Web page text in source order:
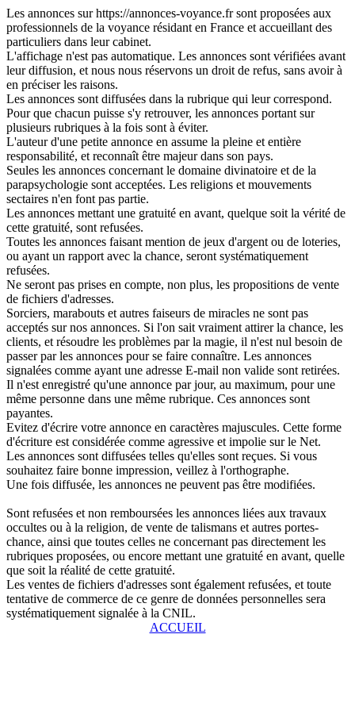
Les annonces sur https://annonces-voyance.fr sont proposées aux
professionnels de la voyance résidant en France et accueillant des
particuliers dans leur cabinet.
L'affichage n'est pas automatique. Les annonces sont vérifiées avant
leur diffusion, et nous nous réservons un droit de refus, sans avoir à
en préciser les raisons.
Les annonces sont diffusées dans la rubrique qui leur correspond.
Pour que chacun puisse s'y retrouver, les annonces portant sur
plusieurs rubriques à la fois sont à éviter.
L'auteur d'une petite annonce en assume la pleine et entière
responsabilité, et reconnaît être majeur dans son pays.
Seules les annonces concernant le domaine divinatoire et de la
parapsychologie sont acceptées. Les religions et mouvements
sectaires n'en font pas partie.
Les annonces mettant une gratuité en avant, quelque soit la vérité de
cette gratuité, sont refusées.
Toutes les annonces faisant mention de jeux d'argent ou de loteries,
ou ayant un rapport avec la chance, seront systématiquement
refusées.
Ne seront pas prises en compte, non plus, les propositions de vente
de fichiers d'adresses.
Sorciers, marabouts et autres faiseurs de miracles ne sont pas
acceptés sur nos annonces. Si l'on sait vraiment attirer la chance, les
clients, et résoudre les problèmes par la magie, il n'est nul besoin de
passer par les annonces pour se faire connaître. Les annonces
signalées comme ayant une adresse E-mail non valide sont retirées.
Il n'est enregistré qu'une annonce par jour, au maximum, pour une
même personne dans une même rubrique. Ces annonces sont
payantes.
Evitez d'écrire votre annonce en caractères majuscules. Cette forme
d'écriture est considérée comme agressive et impolie sur le Net.
Les annonces sont diffusées telles qu'elles sont reçues. Si vous
souhaitez faire bonne impression, veillez à l'orthographe.
Une fois diffusée, les annonces ne peuvent pas être modifiées.
Sont refusées et non remboursées les annonces liées aux travaux
occultes ou à la religion, de vente de talismans et autres portes-
chance, ainsi que toutes celles ne concernant pas directement les
rubriques proposées, ou encore mettant une gratuité en avant, quelle
que soit la réalité de cette gratuité.
Les ventes de fichiers d'adresses sont également refusées, et toute
tentative de commerce de ce genre de données personnelles sera
systématiquement signalée à la CNIL.
ACCUEIL